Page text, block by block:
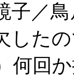
子／
した
何回